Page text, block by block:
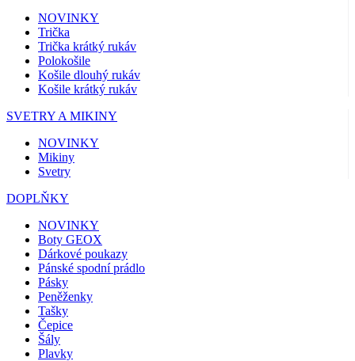
NOVINKY
Trička
Trička krátký rukáv
Polokošile
Košile dlouhý rukáv
Košile krátký rukáv
SVETRY A MIKINY
NOVINKY
Mikiny
Svetry
DOPLŇKY
NOVINKY
Boty GEOX
Dárkové poukazy
Pánské spodní prádlo
Pásky
Peněženky
Tašky
Čepice
Šály
Plavky